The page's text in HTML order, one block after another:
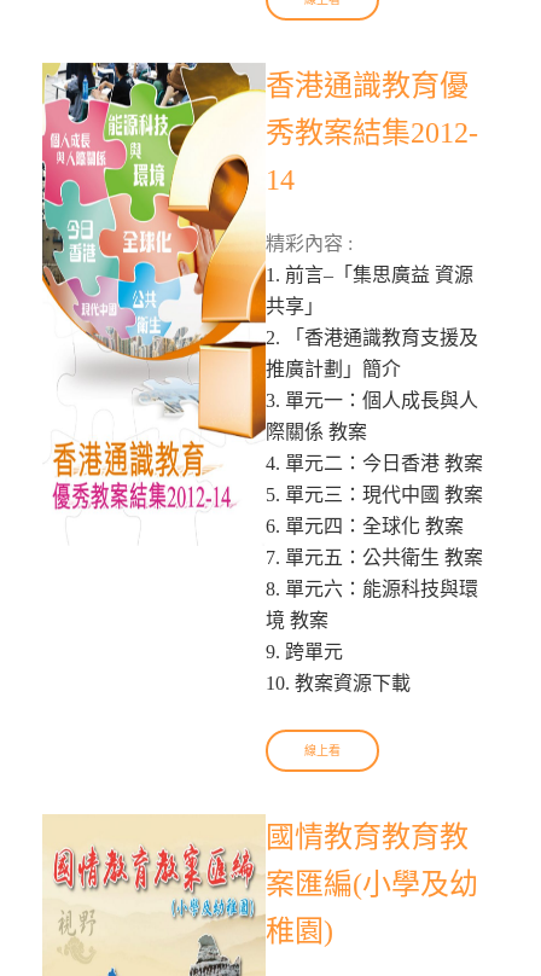
香港通識教育優
秀教案結集2012-
14
精彩內容 :
1. 前言–「集思廣益 資源
共享」
2. 「香港通識教育支援及
推廣計劃」簡介
3. 單元一：個人成長與人
際關係 教案
4. 單元二：今日香港 教案
5. 單元三：現代中國 教案
6. 單元四：全球化 教案
7. 單元五：公共衛生 教案
8. 單元六：能源科技與環
境 教案
9. 跨單元
10. 教案資源下載
線上看
國情教育教育教
案匯編(小學及幼
稚園)